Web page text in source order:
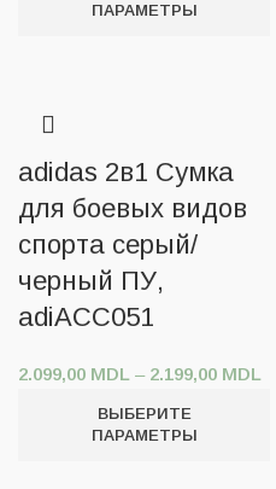
ПАРАМЕТРЫ
adidas 2в1 Сумка
для боевых видов
спорта серый/
черный ПУ,
adiACC051
2.099,00 MDL – 2.199,00 MDL
ВЫБЕРИТЕ
ПАРАМЕТРЫ